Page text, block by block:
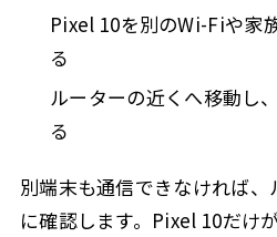
Pixel 10を別のWi-Fiや家
る
ルーターの近くへ移動し
る
別端末も通信できなければ
に確認します。Pixel 10だけ